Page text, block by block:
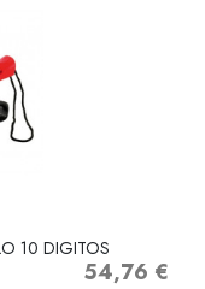
10 DIGITOS
Precio
54,76 €